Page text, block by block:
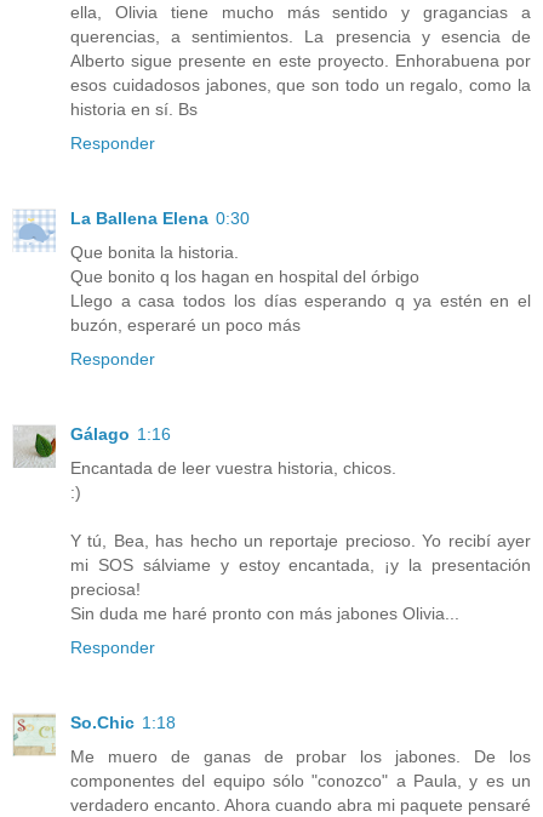
ella, Olivia tiene mucho más sentido y gragancias a
querencias, a sentimientos. La presencia y esencia de
Alberto sigue presente en este proyecto. Enhorabuena por
esos cuidadosos jabones, que son todo un regalo, como la
historia en sí. Bs
Responder
La Ballena Elena 0:30
Que bonita la historia.
Que bonito q los hagan en hospital del órbigo
Llego a casa todos los días esperando q ya estén en el
buzón, esperaré un poco más
Responder
Gálago 1:16
Encantada de leer vuestra historia, chicos.
:)
Y tú, Bea, has hecho un reportaje precioso. Yo recibí ayer
mi SOS sálviame y estoy encantada, ¡y la presentación
preciosa!
Sin duda me haré pronto con más jabones Olivia...
Responder
So.Chic 1:18
Me muero de ganas de probar los jabones. De los
componentes del equipo sólo "conozco" a Paula, y es un
verdadero encanto. Ahora cuando abra mi paquete pensaré